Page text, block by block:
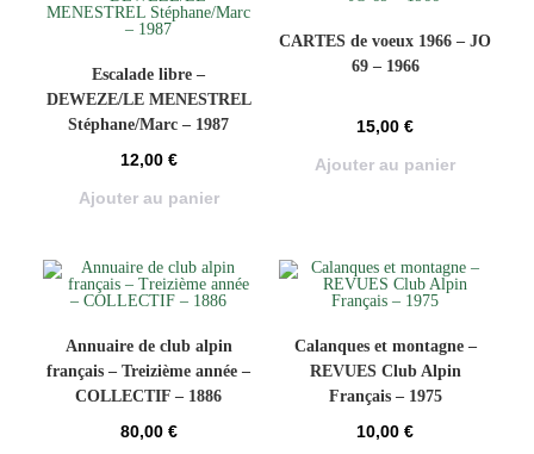
Escalade libre –
DEWEZE/LE MENESTREL
Stéphane/Marc – 1987
12,00 €
Ajouter au panier
CARTES de voeux 1966 – JO
69 – 1966
15,00€
Ajouter au panier
Annuaire de club alpin
français – Treizième année –
COLLECTIF – 1886
80,00 €
Calanques et montagne –
REVUES Club Alpin
Français – 1975
10,00€